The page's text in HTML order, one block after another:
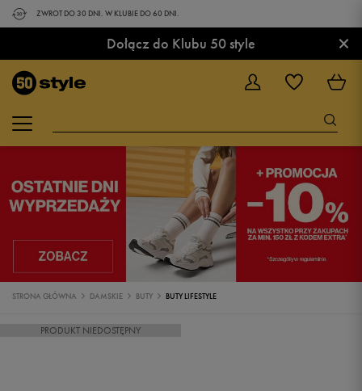
ZWROT DO 30 DNI. W KLUBIE DO 60 DNI.
Dołącz do Klubu 50 style ×
STRONA GŁÓWNA DAMSKIE BUTY BUTY LIFESTYLE
PRODUKT NIEDOSTĘPNY